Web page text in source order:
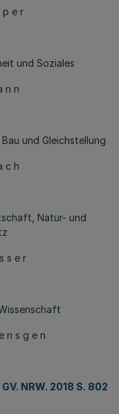
p e r
und Soziales
n n
und Gleichstellung
c h
Natur- und
s e r
n s g e n
GV. NRW. 2018 S. 802